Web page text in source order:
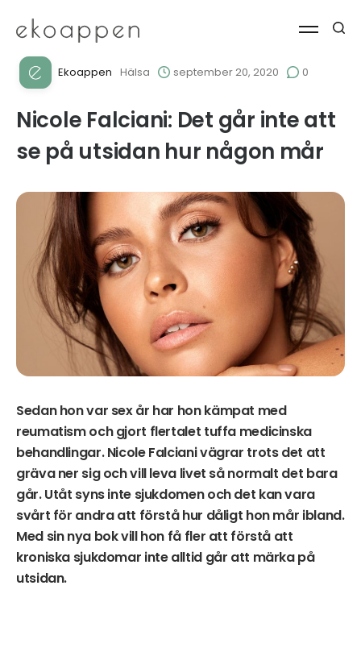
Ekoappen Hälsa september 20, 2020 0
Nicole Falciani: Det går inte att
se på utsidan hur någon mår
Sedan hon var sex år har hon kämpat med
reumatism och gjort flertalet tuffa medicinska
behandlingar. Nicole Falciani vägrar trots det att
gräva ner sig och vill leva livet så normalt det bara
går. Utåt syns inte sjukdomen och det kan vara
svårt för andra att förstå hur dåligt hon mår ibland.
Med sin nya bok vill hon få fler att förstå att
kroniska sjukdomar inte alltid går att märka på
utsidan.